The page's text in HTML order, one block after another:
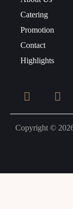
Catering
Promotion
Contact
Highlights
Copyright ©